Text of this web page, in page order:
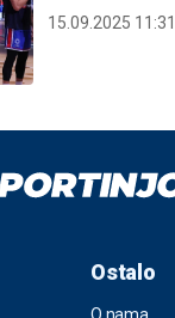
15.09.2025 11:31
Ostalo